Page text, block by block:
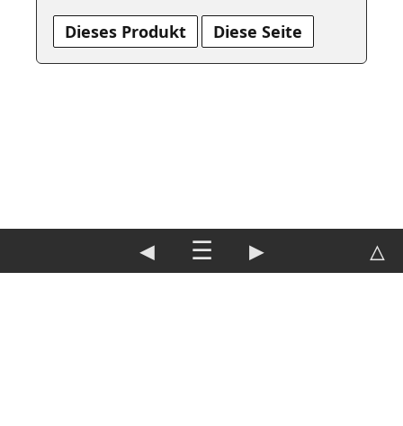
Dieses Produkt Diese Seite
◀ ☰ ▶ △